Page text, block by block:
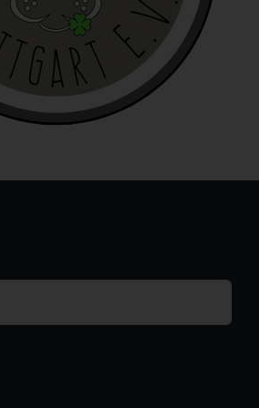
eine natürliche Person angesehen, die
insbesondere mittels Zuordnung zu
einem Namen, zu einer Kennnummer,
zu einer Online-Kennung oder zu
besonderen Merkmalen, die
physiologischen, genetischen,
kulturellen oder sozialen
Person, deren
Zusammenhang mit